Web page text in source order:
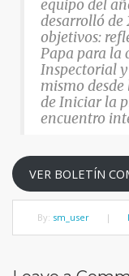
equipo del
desarrolló de
objetivos:
Papa para la
Inspectorial
mismo
de Iniciar la
encuentro
VER BOLETÍN
By: sm_user |